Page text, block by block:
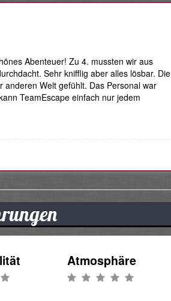
Abenteuer! Zu 4. mussten wir aus
Sehr knifflig aber alles lösbar. Die
Welt gefühlt. Das Personal war
TeamEscape einfach nur jedem
Atmosphäre